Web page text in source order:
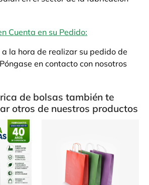
Cuenta en su Pedido:
a la hora de realizar su pedido de
en contacto con nosotros
de bolsas también te
otros de nuestros productos